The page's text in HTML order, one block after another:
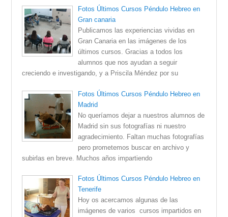
Fotos Últimos Cursos Péndulo Hebreo en
Gran canaria
Publicamos las experiencias vividas en
Gran Canaria en las imágenes de los
últimos cursos. Gracias a todos los
alumnos que nos ayudan a seguir
creciendo e investigando, y a Priscila Méndez por su
Fotos Últimos Cursos Péndulo Hebreo en
Madrid
No queríamos dejar a nuestros alumnos de
Madrid sin sus fotografías ni nuestro
agradecimiento. Faltan muchas fotografías
pero prometemos buscar en archivo y
subirlas en breve. Muchos años impartiendo
Fotos Últimos Cursos Péndulo Hebreo en
Tenerife
Hoy os acercamos algunas de las
imágenes de varios cursos impartidos en